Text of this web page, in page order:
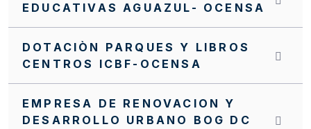
EDUCATIVAS AGUAZUL- OCENSA
DOTACIÒN PARQUES Y LIBROS
CENTROS ICBF-OCENSA
EMPRESA DE RENOVACION Y
DESARROLLO URBANO BOG DC